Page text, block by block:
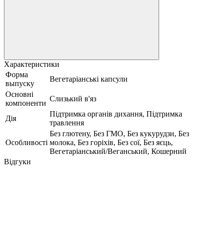
Характеристики
Форма
выпуску
Вегетаріанські капсули
Основні
компоненти
Слизький в'яз
Дія
Підтримка органів дихання, Підтримка
травлення
Особливості
Без глютену, Без ГМО, Без кукурудзи, Без
молока, Без горіхів, Без сої, Без яєць,
Вегетаріанський/Веганський, Кошерний
Відгуки